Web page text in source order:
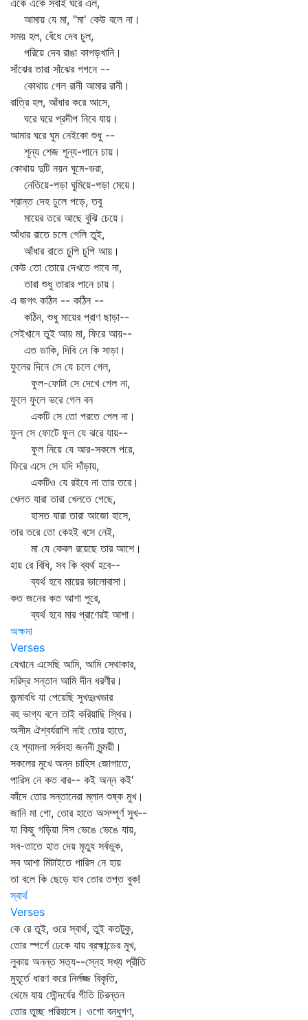
একে একে সবাই ঘরে এল,
আমায় যে মা, "মা' কেউ বলে না।
সময় হল, বেঁধে দেব চুল,
পরিয়ে দেব রাঙা কাপড়খানি।
সাঁঝের তারা সাঁঝের গগনে --
কোথায় গেল রানী আমার রানী।
রাত্রি হল, আঁধার করে আসে,
ঘরে ঘরে প্রদীপ নিবে যায়।
আমার ঘরে ঘুম নেইকো শুধু --
শূন্য শেজ শূন্য-পানে চায়।
কোথায় দুটি নয়ন ঘুমে-ভরা,
নেতিয়ে-পড়া ঘুমিয়ে-পড়া মেয়ে।
শ্রান্ত দেহ ঢুলে পড়ে, তবু
মায়ের তরে আছে বুঝি চেয়ে।
আঁধার রাতে চলে গেলি তুই,
আঁধার রাতে চুপি চুপি আয়।
কেউ তো তোরে দেখতে পাবে না,
তারা শুধু তারার পানে চায়।
এ জগৎ কঠিন -- কঠিন --
কঠিন, শুধু মায়ের প্রাণ ছাড়া--
সেইখানে তুই আয় মা, ফিরে আয়--
এত ডাকি, দিবি নে কি সাড়া।
ফুলের দিনে সে যে চলে গেল,
ফুল-ফোটা সে দেখে গেল না,
ফুলে ফুলে ভরে গেল বন
একটি সে তো পরতে পেল না।
ফুল সে ফোটে ফুল যে ঝরে যায়--
ফুল নিয়ে যে আর-সকলে পরে,
ফিরে এসে সে যদি দাঁড়ায়,
একটিও যে রইবে না তার তরে।
খেলত যারা তারা খেলতে গেছে,
হাসত যারা তারা আজো হাসে,
তার তরে তো কেহই বসে নেই,
মা যে কেবল রয়েছে তার আশে।
হায় রে বিধি, সব কি ব্যর্থ হবে--
ব্যর্থ হবে মায়ের ভালোবাসা।
কত জনের কত আশা পূরে,
ব্যর্থ হবে মার প্রাণেরই আশা।
অক্ষমা
Verses
যেখানে এসেছি আমি, আমি সেথাকার,
দরিদ্র সন্তান আমি দীন ধরণীর।
জন্মাবধি যা পেয়েছি সুখদুঃখভার
বহু ভাগ্য বলে তাই করিয়াছি স্থির।
অসীম ঐশ্বর্যরাশি নাই তোর হাতে,
হে শ্যামলা সর্বসহা জননী মৃন্ময়ী।
সকলের মুখে অন্ন চাহিস জোগাতে,
পারিস নে কত বার-- কই অন্ন কই'
কাঁদে তোর সন্তানেরা ম্লান শুষ্ক মুখ।
জানি মা গো, তোর হাতে অসম্পূর্ণ সুখ--
যা কিছু গড়িয়া দিস ভেঙে ভেঙে যায়,
সব-তাতে হাত দেয় মৃত্যু সর্বভুক,
সব আশা মিটাইতে পারিস নে হায়
তা বলে কি ছেড়ে যাব তোর তপ্ত বুক!
স্বার্থ
Verses
কে রে তুই, ওরে স্বার্থ, তুই কতটুকু,
তোর স্পর্শে ঢেকে যায় ব্রহ্মান্ডের মুখ,
লুকায় অনন্ত সত্য--স্নেহ সখ্য প্রীতি
মুহূর্তে ধারণ করে নির্লজ্জ বিকৃতি,
থেমে যায় সৌন্দর্যের গীতি চিরন্তন
তোর তুচ্ছ পরিহাসে। ওগো বন্ধুগণ,